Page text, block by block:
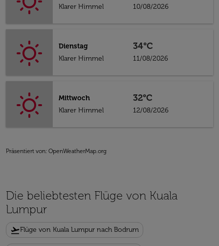
Klarer Himmel
10/08/2026
Dienstag
Klarer Himmel
34°C
11/08/2026
Mittwoch
Klarer Himmel
32°C
12/08/2026
Präsentiert von: OpenWeatherMap.org
Die beliebtesten Flüge von Kuala
Lumpur
flight_takeoffFlüge von Kuala Lumpur nach Bodrum